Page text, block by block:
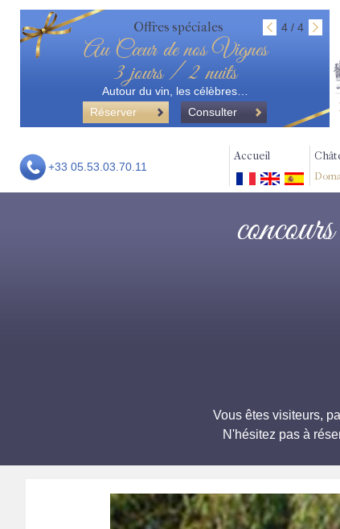
Offres spéciales 4 / 4
Au Cœur de nos Vignes
3 jours / 2 nuits
Autour du vin, les célèbres…
Réserver
Consulter
+33 05.53.03.70.11
Accueil
Vous êtes visiteurs,
N'hésitez pas à